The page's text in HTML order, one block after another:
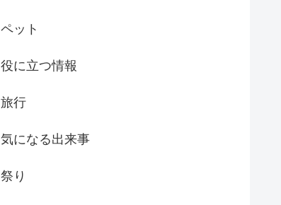
ペット
役に立つ情報
旅行
気になる出来事
祭り